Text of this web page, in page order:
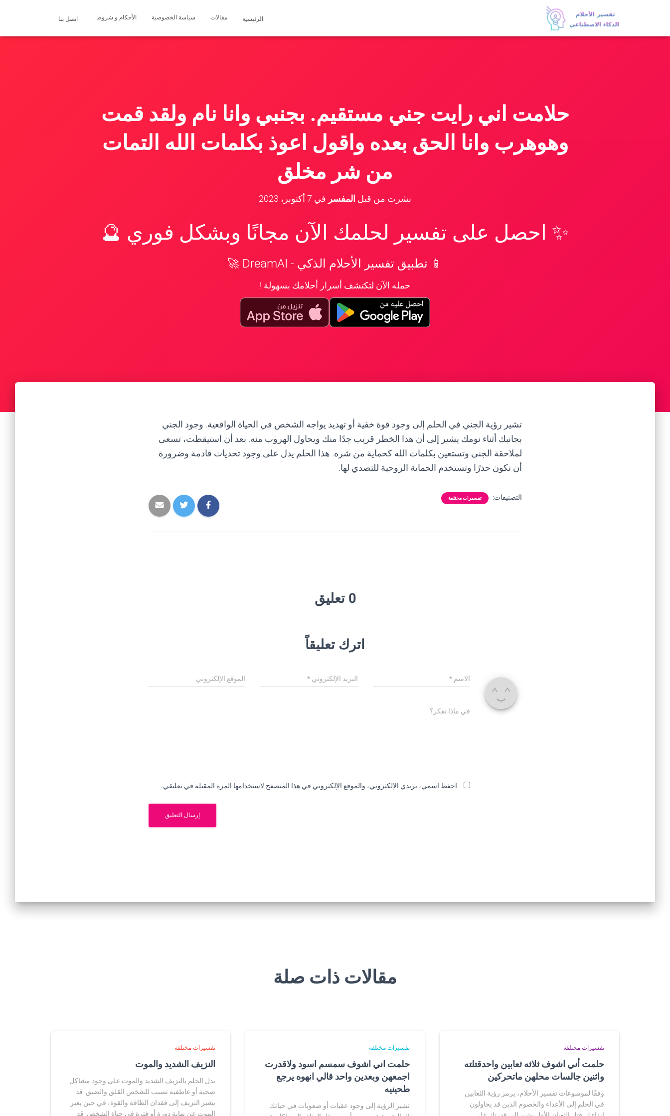
الرئيسية مقالات سياسة الخصوصية الأحكام و شروط اتصل بنا
حلامت اني رايت جني مستقيم. بجنبي وانا نام ولقد قمت
وهوهرب وانا الحق بعده واقول اعوذ بكلمات الله التمات
من شر مخلق
نشرت من قبل المفسر في 7 أكتوبر، 2023
✨ احصل على تفسير لحلمك الآن مجانًا وبشكل فوري 🔮
📱 تطبيق تفسير الأحلام الذكي - DreamAI 🚀
حمله الآن لتكتشف أسرار أحلامك بسهولة !
تشير رؤية الجني في الحلم إلى وجود قوة خفية أو تهديد يواجه الشخص في الحياة الواقعية. وجود الجني
بجانبك أثناء نومك يشير إلى أن هذا الخطر قريب جدًا منك ويحاول الهروب منه. بعد أن استيقظت، تسعى
لملاحقة الجني وتستعين بكلمات الله كحماية من شره. هذا الحلم يدل على وجود تحديات قادمة وضرورة
أن تكون حذرًا وتستخدم الحماية الروحية للتصدي لها.
التصنيفات: تفسيرات مختلفة
0 تعليق
اترك تعليقاً
الاسم * البريد الإلكتروني* الموقع الإلكتروني
في ماذا تفكر؟
احفظ اسمي، بريدي الإلكتروني، والموقع الإلكتروني في هذا المتصفح لاستخدامها المرة المقبلة في تعليقي.
مقالات ذات صلة
تفسيرات مختلفة
حلمت أني اشوف ثلاثه ثعابين واحدقتلته
واثنين جالسات محلهن ماتحركين
وفقًا لموسوعات تفسير الأحلام، يرمز رؤية الثعابين
في الحلم إلى الأعداء والخصوم الذين قد يحاولون
تفسيرات مختلفة
حلمت اني اشوف سمسم اسود ولاقدرت
اجمعهن وبعدين واحد قالي انهوه يرجع
طحينيه
تشير الرؤية إلى وجود عقبات أو صعوبات في حياتك
تفسيرات مختلفة
النزيف الشديد والموت
يدل الحلم بالنزيف الشديد والموت على وجود مشاكل
صحية أو عاطفية تسبب للشخص القلق والضيق. قد
يشير النزيف إلى فقدان الطاقة والقوة، في حين يعبر
الموت عن نهاية دورة أو فترة في حياة الشخص. قد